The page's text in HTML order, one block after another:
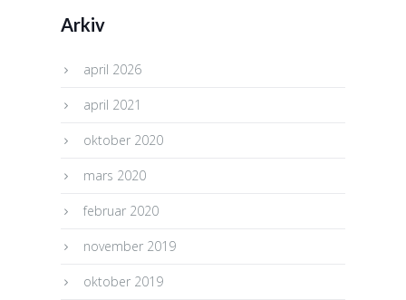
Arkiv
april 2026
april 2021
oktober 2020
mars 2020
februar 2020
november 2019
oktober 2019